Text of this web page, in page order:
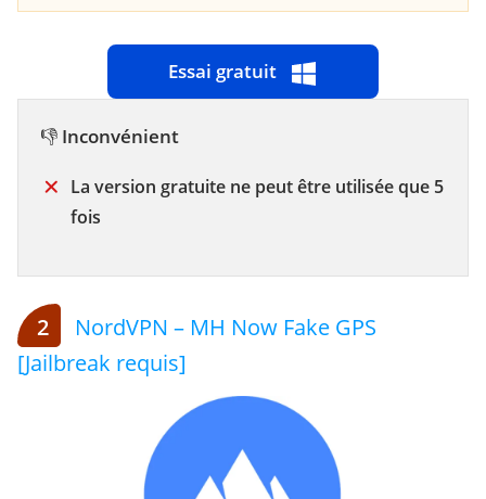
Essai gratuit
👎 Inconvénient
La version gratuite ne peut être utilisée que 5
fois
2
NordVPN – MH Now Fake GPS
[Jailbreak requis]